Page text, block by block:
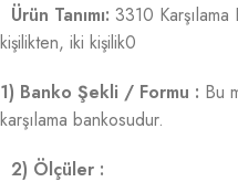
Ürün Tanımı: 3310 Karşılama
kişilikten, iki kişilik0
1) Banko Şekli / Formu : Bu
karşılama bankosudur.
2) Ölçüler :